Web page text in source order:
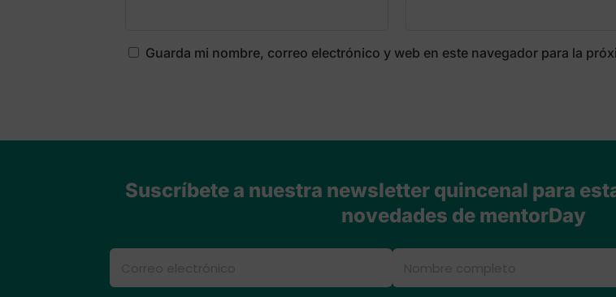
Guarda mi nombre, correo electrónico y web en este navegador para la
Suscríbete a nuestra newsletter quincenal para
novedades de mentorDay